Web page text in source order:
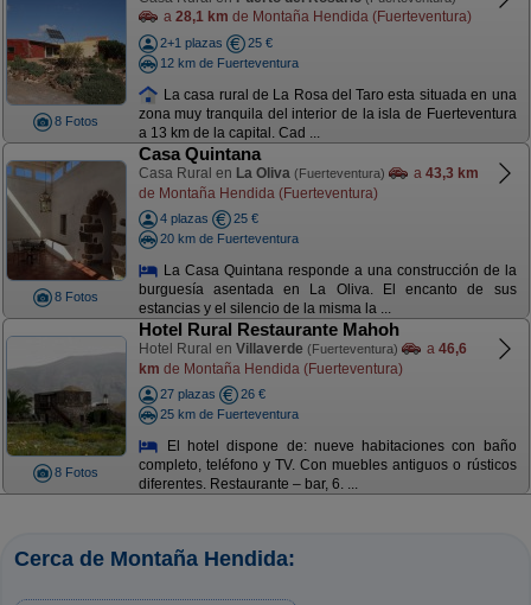
8 Fotos
a 28,1 km de Montaña Hendida (Fuerteventura)
2+1 plazas
25 €
12 km de Fuerteventura
La casa rural de La Rosa del Taro esta situada en una
zona muy tranquila del interior de la isla de Fuerteventura
a 13 km de la capital. Cad ...
8 Fotos
Casa Quintana
Casa Rural en La Oliva (Fuerteventura) a 43,3 km
de Montaña Hendida (Fuerteventura)
4 plazas
25 €
20 km de Fuerteventura
La Casa Quintana responde a una construcción de la
burguesía asentada en La Oliva. El encanto de sus
estancias y el silencio de la misma la ...
8 Fotos
Hotel Rural Restaurante Mahoh
Hotel Rural en Villaverde (Fuerteventura) a 46,6
km de Montaña Hendida (Fuerteventura)
27 plazas
26 €
25 km de Fuerteventura
El hotel dispone de: nueve habitaciones con baño
completo, teléfono y TV. Con muebles antiguos o rústicos
diferentes. Restaurante – bar, 6. ...
Cerca de Montaña Hendida: